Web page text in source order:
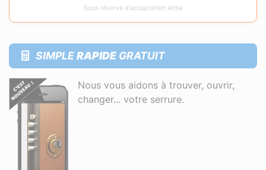
Sous réserve d'acceptation Alma
SIMPLERAPIDE GRATUIT
Nous vous aidons à trouver, ouvrir,
changer... votre serrure.